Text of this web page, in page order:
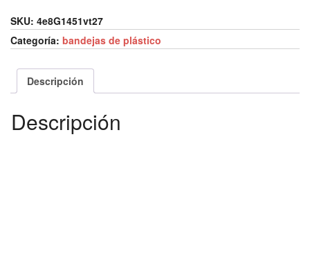
SKU: 4e8G1451vt27
Categoría: bandejas de plástico
Descripción
Descripción